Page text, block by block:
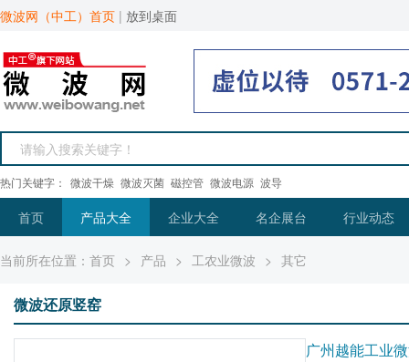
微波网（中工）首页 | 放到桌面
热门关键字： 微波干燥 微波灭菌 磁控管 微波电源 波导
首页 产品大全 企业大全 名企展台 行业动态
当前所在位置： 首页 > 产品 > 工农业微波 > 其它
微波还原竖窑
广州越能工业